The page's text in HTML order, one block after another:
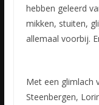
hebben geleerd
mikken, stuiten,
allemaal voorbij.
Met een glimlach
Steenbergen,